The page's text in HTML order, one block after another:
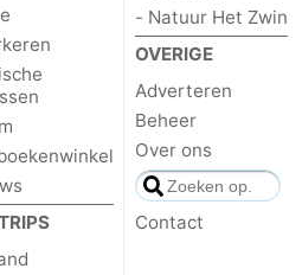
- Natuur Het Zwin
OVERIGE
Adverteren
Beheer
Over ons
Contact